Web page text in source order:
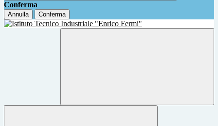
Conferma
Annulla Conferma